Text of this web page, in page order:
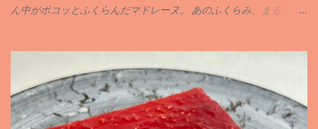
ん中がポコッとふくらんだマドレーヌ。 あのふくらみ、まるで
火が入ります。 しっかり冷やした生地を熱々のオーブンに入れる
と、 外側からどんどん焼けて、 中が押し上げられるようにふくら
む んです。 その結果できるのが… そう、まあるい“ヘソ”なんです♪